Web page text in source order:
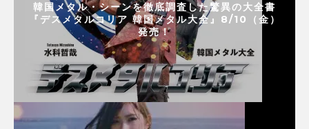
韓国メタル・シーンを徹底調査した驚異の大全書
『デスメタルコリア 韓国メタル大全』8/10（金）
発売！